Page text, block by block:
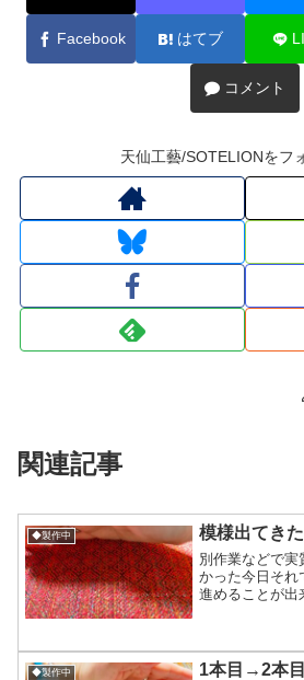
Facebook はてブ
コメント
天仙工藝/SOTELIONをフ
関連記事
◆製作中 模様出てきた
別作業などで実
かった今日それ
進めることが出
見辛く主張弱目
れも縮絨し...
◆製作中 1本目→2本